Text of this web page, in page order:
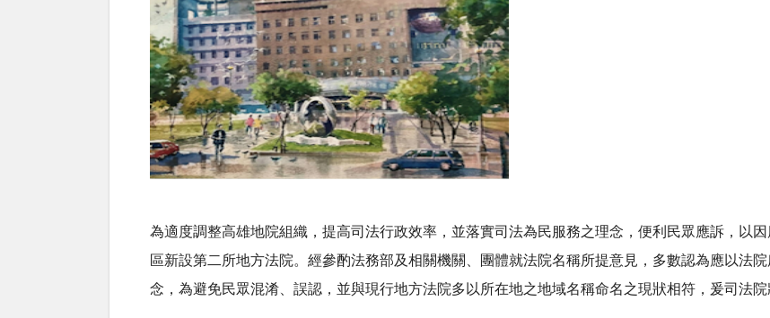
為適度調整高雄地院組織，提高司法行政效率，並落實司法為民服務之理念，便利民眾應訴，以
區新設第二所地方法院。經參酌法務部及相關機關、團體就法院名稱所提意見，多數認為應以法
念，為避免民眾混淆、誤認，並與現行地方法院多以所在地之地域名稱命名之現狀相符，爰司法